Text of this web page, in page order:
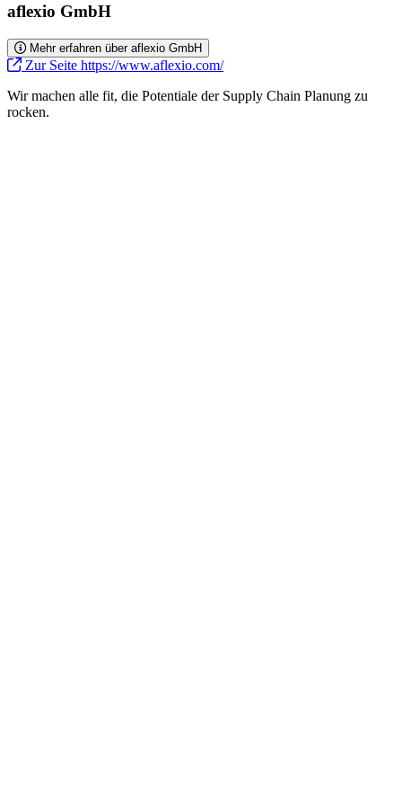
aflexio GmbH
Mehr erfahren über aflexio GmbH
Zur Seite https://www.aflexio.com/
Wir machen alle fit, die Potentiale der Supply Chain Planung zu
rocken.